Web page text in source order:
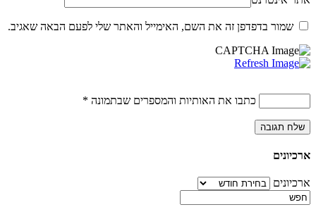
שמור בדפדפן זה את השם, האימייל והאתר שלי לפעם הבאה שאגיב.
כתבו את האותיות והמספרים שבתמונה *
ארכיונים
ארכיונים